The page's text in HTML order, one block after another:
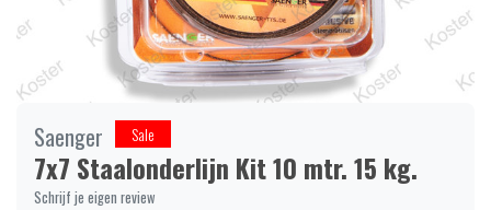
Saenger Sale
7x7 Staalonderlijn Kit 10 mtr. 15 kg.
Schrijf je eigen review